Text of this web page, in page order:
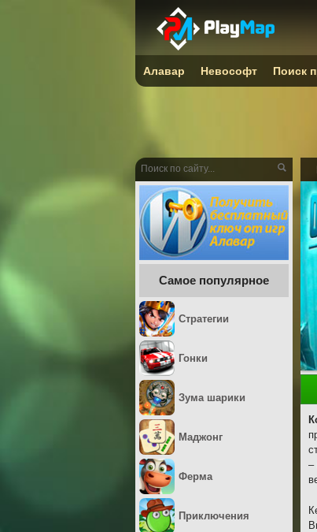
–
Самое популярное
Стратегии
Гонки
Зума шарики
Маджонг
Ферма
Приключения
Алавар Невософт Поиск